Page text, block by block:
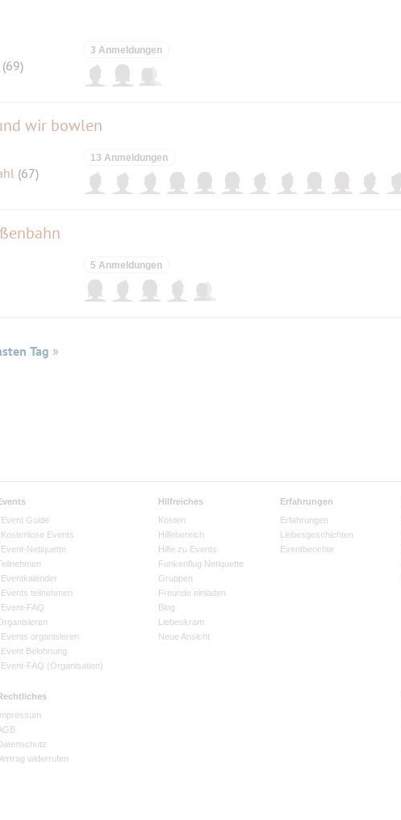
(69)
3 Anmeldungen
wir bowlen
(67)
13 Anmeldungen
5 Anmeldungen
Tag »
Event Guide
Kostenlose Events
Event-Netiquette
Eventkalender
Events teilnehmen
Event-FAQ
Events organisieren
Event Belohnung
Event-FAQ (Organisation)
Hilfreiches
Kosten
Hilfebereich
Hilfe zu Events
Funkenflug Netiquette
Gruppen
Freunde einladen
Blog
Liebeskram
Neue Ansicht
Erfahrungen
Erfahrungen
Liebesgeschichten
Eventberichte
widerrufen